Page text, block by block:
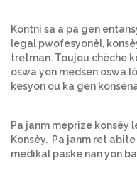
Kontni sa a pa gen
legal pwofesyonèl,
tretman. Toujou chèche
oswa yon medsen oswa
kesyon ou ka gen
Pa janm meprize
Konsèy. Pa janm ret
medikal paske nan yon